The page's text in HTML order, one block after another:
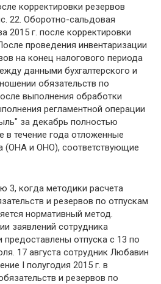
корректировки резервов
22. Оборотно-сальдовая
2015 г. после корректировки
проведения инвентаризации
на конец налогового периода
данными бухгалтерского и
обязательств по
выполнения обработки
регламентной операции
за декабрь полностью
в течение года отложенные
(ОНА и ОНО), соответствующие
3, когда методики расчета
и резервов по отпускам
нормативный метод.
заявлений сотрудника
отпуска с 13 по
17 августа сотрудник Любавин
I полугодия 2015 г. в
и резервов по